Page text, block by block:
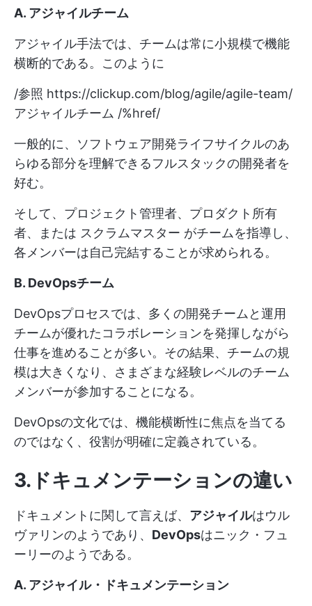
A. アジャイルチーム
アジャイル手法では、チームは常に小規模で機能
横断的である。このように
/参照 https://clickup.com/blog/agile/agile-team/
アジャイルチーム /%href/
一般的に、ソフトウェア開発ライフサイクルのあ
らゆる部分を理解できるフルスタックの開発者を
好む。
そして、プロジェクト管理者、プロダクト所有
者、または スクラムマスター がチームを指導し、
各メンバーは自己完結することが求められる。
B. DevOpsチーム
DevOpsプロセスでは、多くの開発チームと運用
チームが優れたコラボレーションを発揮しながら
仕事を進めることが多い。その結果、チームの規
模は大きくなり、さまざまな経験レベルのチーム
メンバーが参加することになる。
DevOpsの文化では、機能横断性に焦点を当てる
のではなく、役割が明確に定義されている。
3.ドキュメンテーションの違い
ドキュメントに関して言えば、 アジャイルはウル
ヴァリンのようであり、 DevOpsはニック・フュ
ーリーのようである。
A. アジャイル・ドキュメンテーション